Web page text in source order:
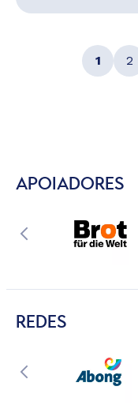
1 2
APOIADORES
REDES